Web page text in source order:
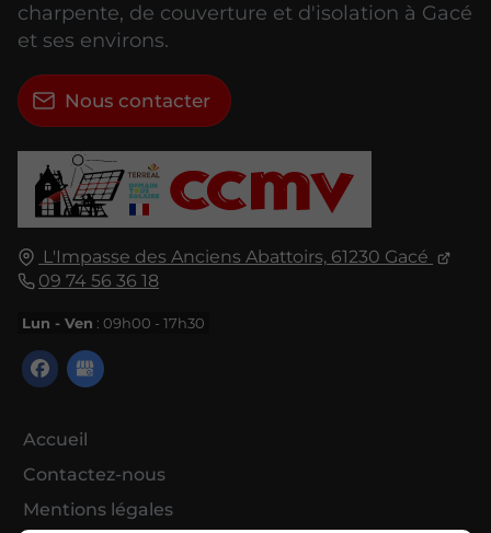
L'Impasse des Anciens Abattoirs, 61230 Gacé
09 74 56 36 18
Lun - Ven : 09h00 - 17h30
Accueil
Contactez-nous
Mentions légales
charpente, de couverture et d'isolation à Gacé
et ses environs.
Nous contacter